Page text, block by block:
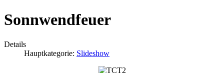
Sonnwendfeuer
Details
Hauptkategorie: Slideshow